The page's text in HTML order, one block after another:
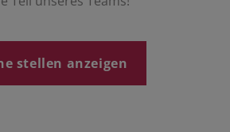
stellen anzeigen